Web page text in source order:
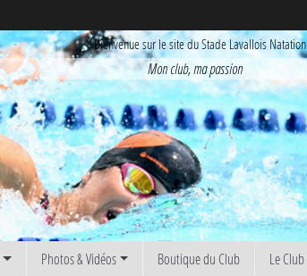
Bienvenue sur le site du Stade Lavallois Natation
Mon club, ma passion
Photos & Vidéos Boutique du Club Le Club